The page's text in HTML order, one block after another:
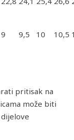
9 9,5 10 10,5
pritisak na
može biti